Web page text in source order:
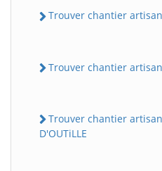
Trouver chantier artisan
Trouver chantier artisan
Trouver chantier artisan
D'OUTiLLE